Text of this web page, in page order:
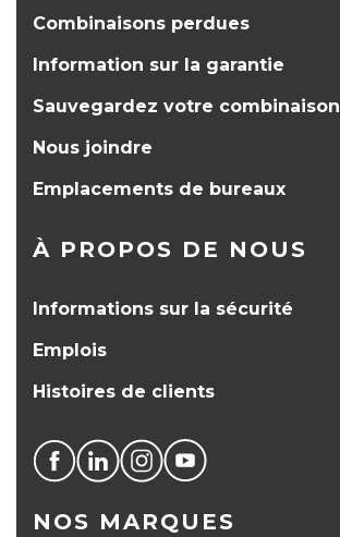
Combinaisons perdues
Information sur la garantie
Sauvegardez votre combinaison
Nous joindre
Emplacements de bureaux
À PROPOS DE NOUS
Informations sur la sécurité
Emplois
Histoires de clients
NOS MARQUES